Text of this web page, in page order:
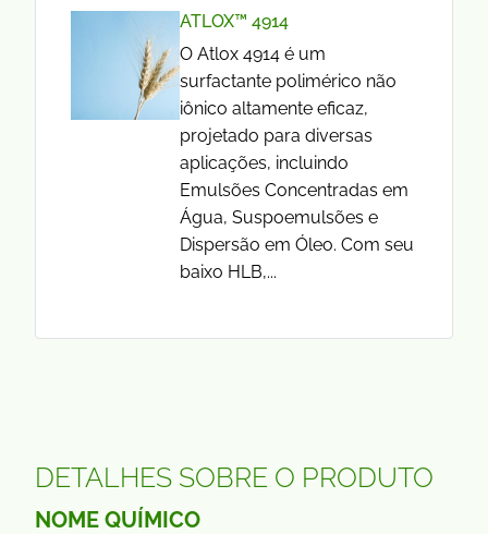
ATLOX™ 4914
O Atlox 4914 é um
surfactante polimérico não
iônico altamente eficaz,
projetado para diversas
aplicações, incluindo
Emulsões Concentradas em
Água, Suspoemulsões e
Dispersão em Óleo. Com seu
baixo HLB,...
DETALHES SOBRE O PRODUTO
NOME QUÍMICO